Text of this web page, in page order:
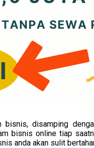
disamping
bisnis online tiap
anda akan sulit